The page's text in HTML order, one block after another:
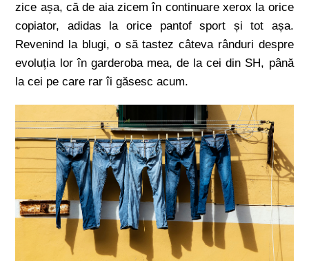
zice așa, că de aia zicem în continuare xerox la orice
copiator, adidas la orice pantof sport și tot așa.
Revenind la blugi, o să tastez câteva rânduri despre
evoluția lor în garderoba mea, de la cei din SH, până
la cei pe care rar îi găsesc acum.